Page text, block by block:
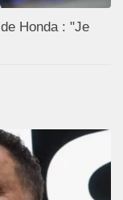
Honda : "Je